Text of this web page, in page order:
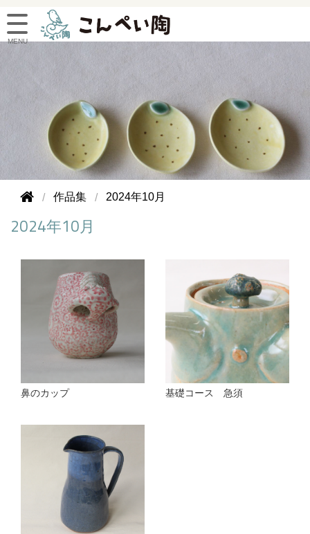
作品集 2024年10月
2024年10月
鼻のカップ 基礎コース 急須